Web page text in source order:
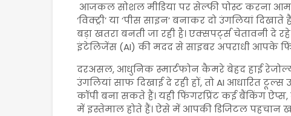
आजकल सोशल मीडिया पर सेल्फी पोस्ट करना आम
‘विक्ट्री’ या ‘पीस साइन’ बनाकर दो उंगलियां
बड़ा खतरा बनती जा रही है। एक्सपर्ट्स चेतावनी दे
इंटेलिजेंस (AI) की मदद से साइबर अपराधी आपके
दरअसल, आधुनिक स्मार्टफोन कैमरे बेहद हाई
उंगलियां साफ दिखाई दे रही हों, तो AI आधारित
कॉपी बना सकते हैं। यही फिंगरप्रिंट कई बैंकिंग
में इस्तेमाल होते हैं। ऐसे में आपकी डिजिटल पहचान